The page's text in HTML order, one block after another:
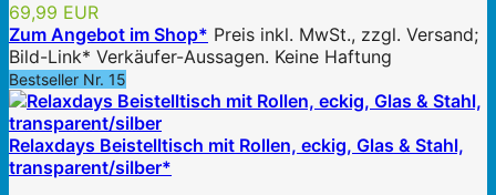
69,99 EUR
Zum Angebot im Shop* Preis inkl. MwSt., zzgl. Versand;
Bild-Link* Verkäufer-Aussagen. Keine Haftung
Bestseller Nr. 15
Relaxdays Beistelltisch mit Rollen, eckig, Glas & Stahl,
transparent/silber*